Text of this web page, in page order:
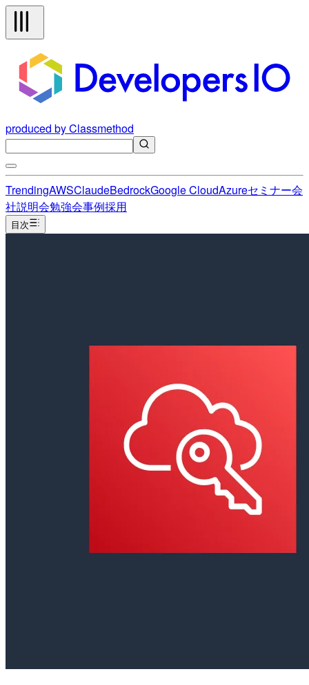
produced by Classmethod
TrendingAWSClaudeBedrockGoogle CloudAzureセミナー会
社説明会勉強会事例採用
目次